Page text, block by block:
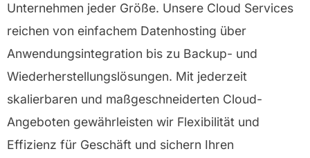
Unternehmen jeder Größe. Unsere Cloud Services
reichen von einfachem Datenhosting über
Anwendungsintegration bis zu Backup- und
Wiederherstellungslösungen. Mit jederzeit
skalierbaren und maßgeschneiderten Cloud-
Angeboten gewährleisten wir Flexibilität und
Effizienz für Geschäft und sichern Ihren